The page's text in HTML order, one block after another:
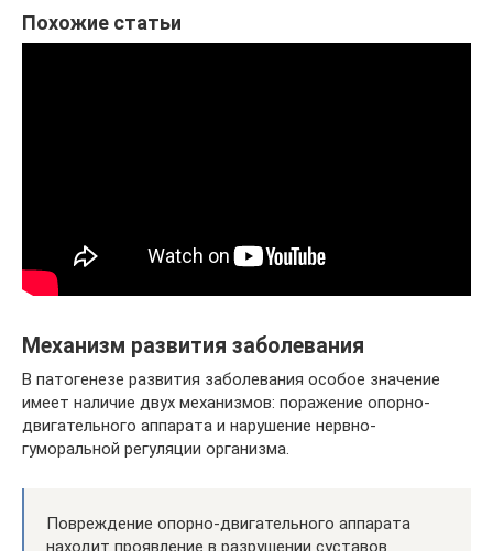
Похожие статьи
Механизм развития заболевания
В патогенезе развития заболевания особое значение
имеет наличие двух механизмов: поражение опорно-
двигательного аппарата и нарушение нервно-
гуморальной регуляции организма.
Повреждение опорно-двигательного аппарата
находит проявление в разрушении суставов